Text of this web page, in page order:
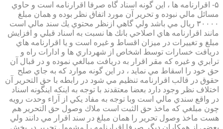
۵- اقرارنامه ها ، اين گونه اسناد گاه صرفا اقرارنامه است و حاوي
مسائل مالي نبوده و تحرير آن مورد اتفاق نظر بوده و همان مبلغ
۳۰۰۰۰ ريال مي باشد ولي گاهي ازنظر محتوي يك سند مالي است
مانند اقرارنامه هاي اصلاحي بانك ها نسبت به اسناد قبلي و افزايش
مبلغ و تغييرات در ميزان اقساط و غيره است و يا اقرارنامه هاي
دريافت خسارات توسط اشخاص از شهرداري ها و ادارات راه و
ترابري و غيره كه مقر اقرار به دريافت مبالغي نموده و در قبال آن
حق خود را اسقاط مي نمايد ، در اين گونه موارد كه به جاي صلح
حقوق در قالب اقرارنامه تنظيم مي شود در رابطه با حق التحرير آن
اختلاف نظر وجود دارد بعضا معتقدند با توجه به اينكه اينگونه اسناد
در واقع سندي مالي است وبا توجه به مفاد يكي از آراء وحدت رويه
چون مبلغي كه ماخذ حق الثبت است ملاك وصول حق التحرير هم
هست ماخذ وصول تحرير را همان مبلغ در سند اقرار مي دانند ولي